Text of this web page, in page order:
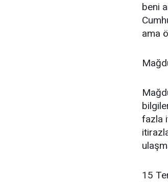
beni
ama
fazla
15